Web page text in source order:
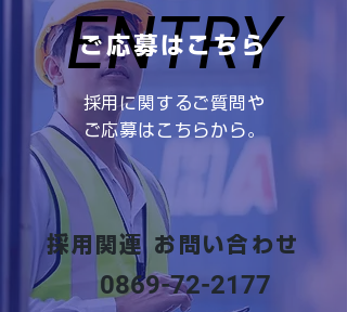
ENTRY
ENTRY
ご応募はこちら
採用に関するご質問や
ご応募はこちらから。
採用関連 お問い合わせ
0869-72-2177